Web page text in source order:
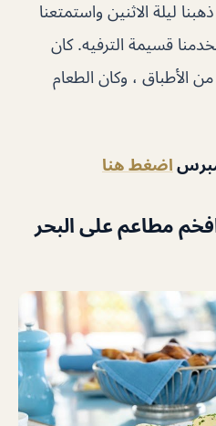
ليلة الاثنين واستمتعنا
قسيمة الترفيه. كان
الأطباق ، وكان الطعام
اضغط هنا
مطاعم على البحر